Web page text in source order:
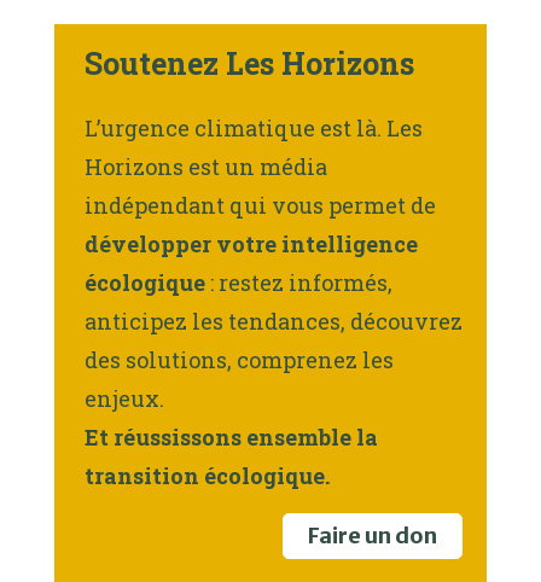
Soutenez Les Horizons
L’urgence climatique est là. Les
Horizons est un média
indépendant qui vous permet de
développer votre intelligence
écologique : restez informés,
anticipez les tendances, découvrez
des solutions, comprenez les
enjeux.
Et réussissons ensemble la
transition écologique.
Faire un don